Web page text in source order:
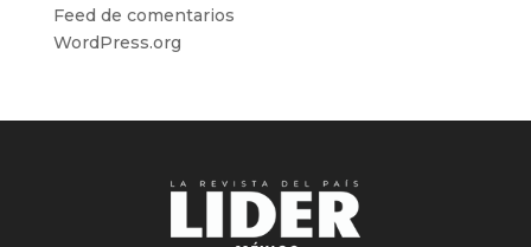
Feed de comentarios
WordPress.org